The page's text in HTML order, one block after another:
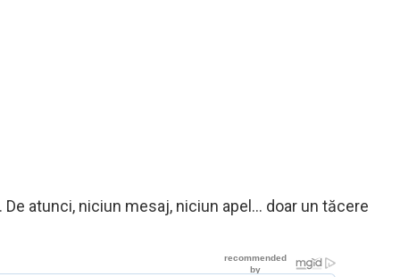
atunci, niciun mesaj, niciun apel… doar un tăcere